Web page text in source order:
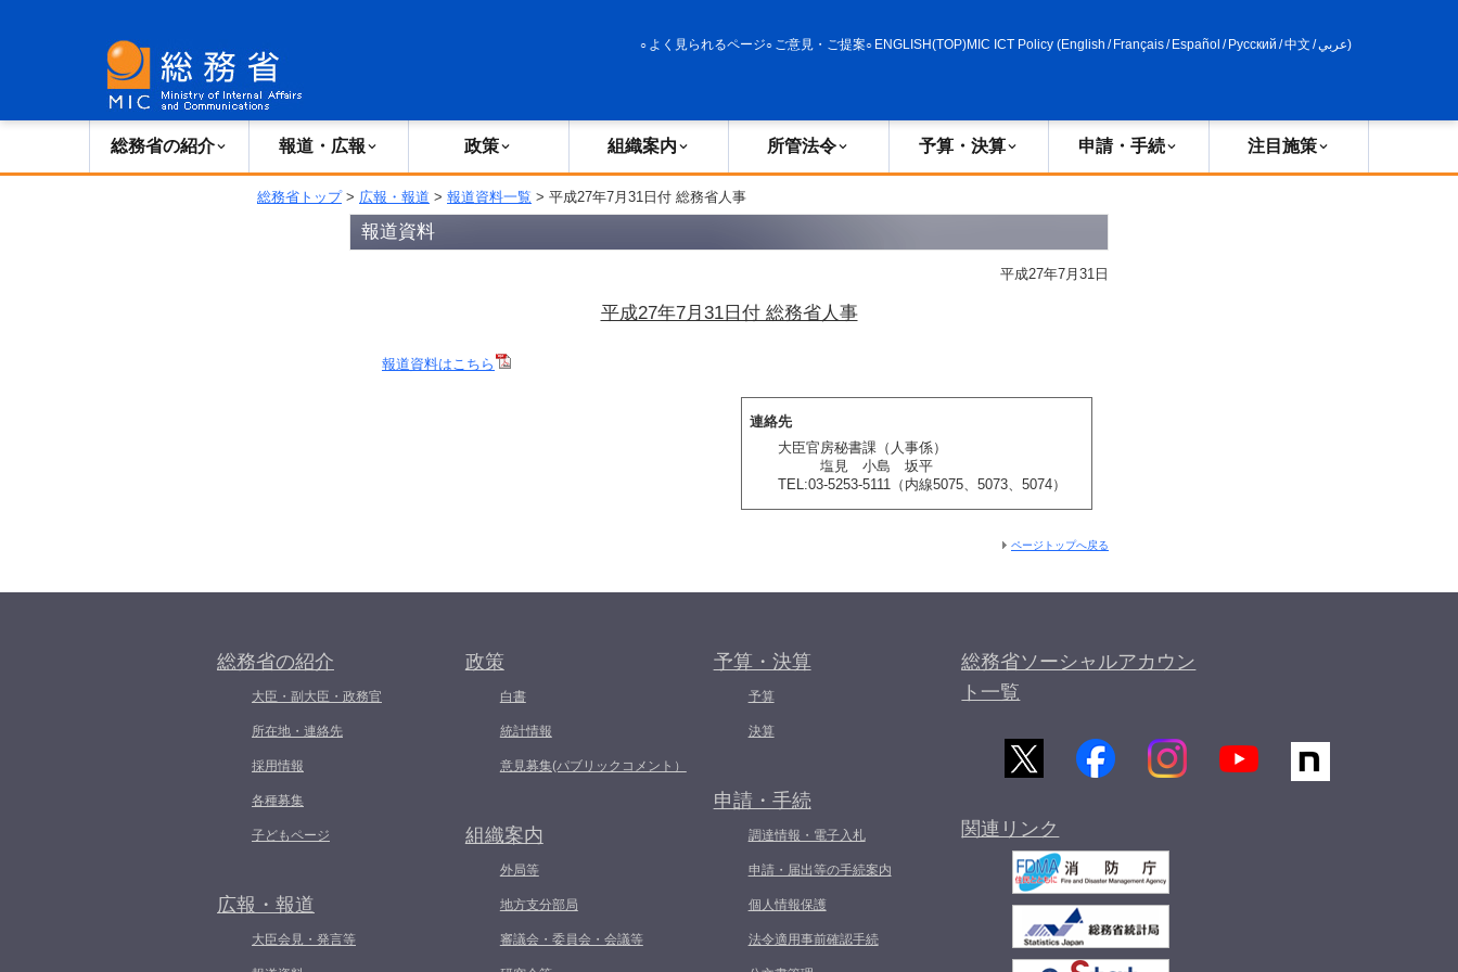
よく見られるページ ご意見・ご提案 ENGLISH(TOP)MIC ICT Policy (English / Français/ Español / Русский /中文 /عربي)
総務省の紹介 報道・広報 政策 組織案内 所管法令 予算・決算 申請・手続 注目施策
総務省トップ> 広報・報道 > 報道資料一覧 > 平成27年7月31日付 総務省人事
報道資料
平成27年7月31日
平成27年7月31日付 総務省人事
報道資料はこちら
連絡先
大臣官房秘書課（人事係）
塩見 小島 坂平
TEL:03-5253-5111（内線5075、5073、5074）
ページトップへ戻る
総務省の紹介
大臣・副大臣・政務官
所在地・連絡先
採用情報
各種募集
子どもページ
広報・報道
大臣会見・発言等
政策
白書
統計情報
意見募集(パブリックコメント）
組織案内
外局等
地方支分部局
審議会・委員会・会議等
予算・決算
予算
決算
申請・手続
調達情報・電子入札
申請・届出等の手続案内
個人情報保護
法令適用事前確認手続
総務省ソーシャルアカウン
ト一覧
関連リンク